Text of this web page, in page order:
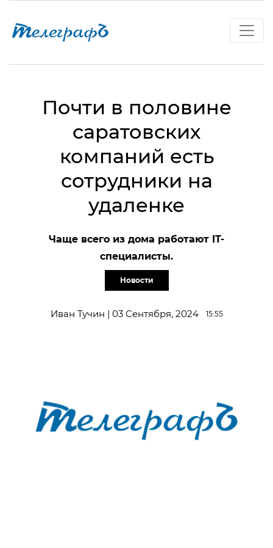
Почти в половине
саратовских
компаний есть
сотрудники на
удаленке
Чаще всего из дома работают IT-
специалисты.
Новости
Иван Тучин | 03 Сентября, 2024 15:55